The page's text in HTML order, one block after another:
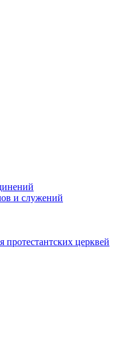
и служений
протестантских церквей